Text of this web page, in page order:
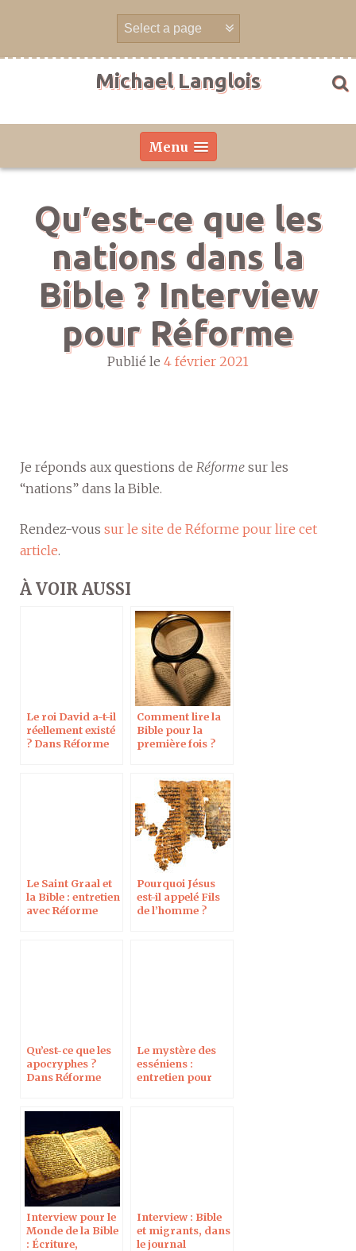
Michael Langlois
Menu
Qu′est-ce que les
nations dans la
Bible ? Interview
pour Réforme
Publié le 4 février 2021
Je réponds aux questions de Réforme sur les
“nations” dans la Bible.
Rendez-vous sur le site de Réforme pour lire cet
article.
À VOIR AUSSI
Le roi David a-t-il
réellement existé
? Dans Réforme
Comment lire la
Bible pour la
première fois ?
Le Saint Graal et
la Bible : entretien
avec Réforme
Pourquoi Jésus
est-il appelé Fils
de l’homme ?
Qu’est-ce que les
apocryphes ?
Dans Réforme
Le mystère des
esséniens :
entretien pour
Interview pour le
Monde de la Bible
: Écriture,
Interview : Bible
et migrants, dans
le journal